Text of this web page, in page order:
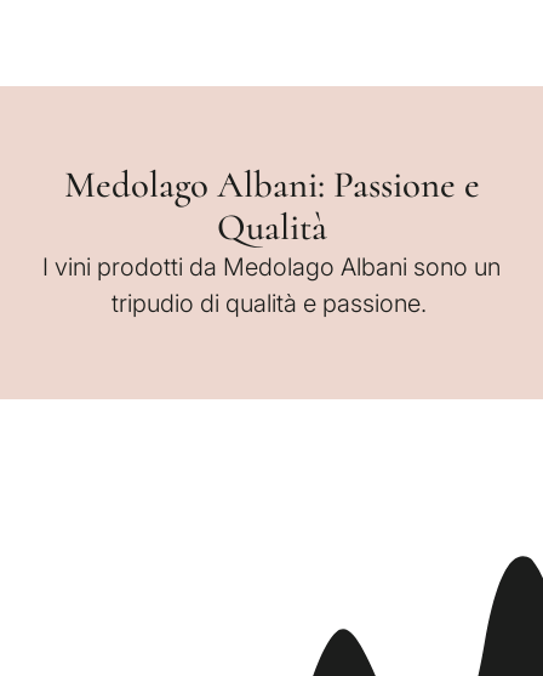
Medolago Albani: Passione e
Qualità
I vini prodotti da Medolago Albani sono un
tripudio di qualità e passione.